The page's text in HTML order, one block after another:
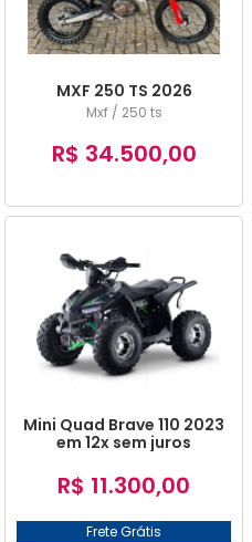
MXF 250 TS 2026
Mxf / 250 ts
R$ 34.500,00
Mini Quad Brave 110 2023
em 12x sem juros
R$ 11.300,00
Frete Grátis